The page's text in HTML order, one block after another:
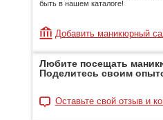
быть в нашем каталоге!
Добавить маникюрный
Любите посещать
Поделитесь своим
Оставьте свой отзыв и